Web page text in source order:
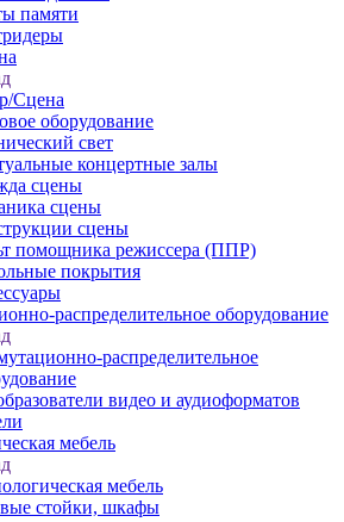
памяти
Сцена
оборудование
свет
концертные залы
сцены
сцены
сцены
помощника режиссера (ППР)
покрытия
распределительное оборудование
распределительное
видео и аудиоформатов
мебель
мебель
стойки, шкафы